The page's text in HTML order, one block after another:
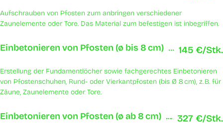
Aufschrauben von Pfosten zum anbringen verschiedener
Zaunelemente oder Tore. Das Material zum befestigen ist inbegriffen.
Einbetonieren von Pfosten (ø bis 8 cm) 145 €/Stk.
Erstellung der Fundamentlöcher sowie fachgerechtes Einbetonieren
von Pfostenschuhen, Rund- oder Vierkantpfosten (bis Ø 8 cm), z. B. für
Zäune, Zaunelemente oder Tore.
Einbetonieren von Pfosten (ø ab 8 cm) 327 €/Stk.